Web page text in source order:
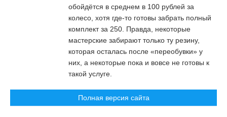
обойдётся в среднем в 100 рублей за
колесо, хотя где-то готовы забрать полный
комплект за 250. Правда, некоторые
мастерские забирают только ту резину,
которая осталась после «переобувки» у
них, а некоторые пока и вовсе не готовы к
такой услуге.
Полная версия сайта